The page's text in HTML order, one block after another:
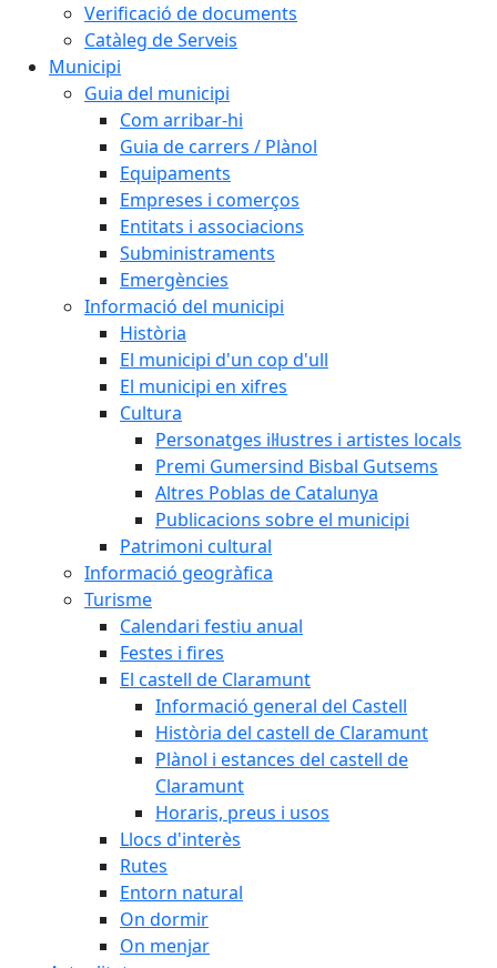
Verificació de documents
Catàleg de Serveis
Municipi
Guia del municipi
Com arribar-hi
Guia de carrers / Plànol
Equipaments
Empreses i comerços
Entitats i associacions
Subministraments
Emergències
Informació del municipi
Història
El municipi d'un cop d'ull
El municipi en xifres
Cultura
Personatges il·lustres i artistes locals
Premi Gumersind Bisbal Gutsems
Altres Poblas de Catalunya
Publicacions sobre el municipi
Patrimoni cultural
Informació geogràfica
Turisme
Calendari festiu anual
Festes i fires
El castell de Claramunt
Informació general del Castell
Història del castell de Claramunt
Plànol i estances del castell de
Claramunt
Horaris, preus i usos
Llocs d'interès
Rutes
Entorn natural
On dormir
On menjar